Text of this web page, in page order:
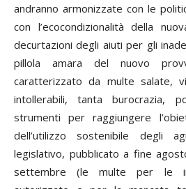
andranno armonizzate con le
con l’ecocondizionalità della
decurtazioni degli aiuti per gli
pillola amara del nuovo
caratterizzato da multe salate,
intollerabili, tanta burocrazia,
strumenti per raggiungere
dell’utilizzo sostenibile degli
legislativo, pubblicato a fine
settembre (le multe per le